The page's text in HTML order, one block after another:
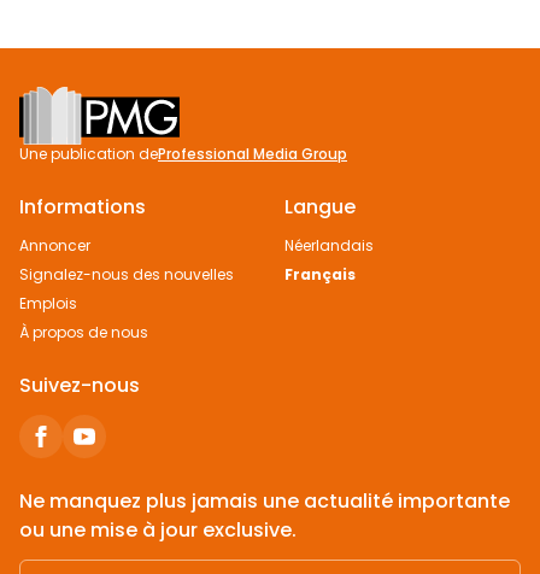
Footer
Une publication deProfessional Media Group
Informations
Annoncer
Signalez-nous des nouvelles
Emplois
À propos de nous
Langue
Néerlandais
Français
Suivez-nous
Ne manquez plus jamais une actualité importante
ou une mise à jour exclusive.